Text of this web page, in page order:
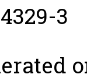
3